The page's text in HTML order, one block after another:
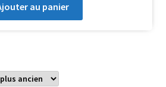
au panier